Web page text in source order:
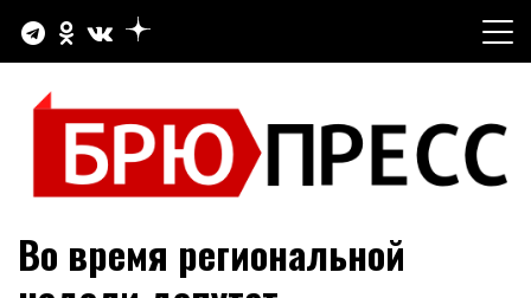
содержимому
БРЮПРЕСС
Официальный сайт газеты "Брюховецкие новости"
Во время региональной